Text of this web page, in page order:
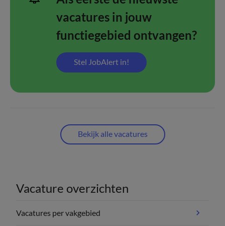
vacatures in jouw
functiegebied ontvangen?
Stel JobAlert in!
Bekijk alle vacatures
Vacature overzichten
Vacatures per vakgebied